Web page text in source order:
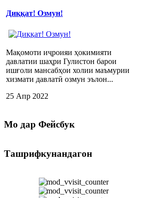
Диққат! Озмун!
Мақомоти иҷроияи ҳокимияти
давлатии шаҳри Гулистон барои
ишғоли мансабҳои холии маъмурии
хизмати давлатӣ озмун эълон...
25 Апр 2022
Мо дар Фейсбук
Ташрифкунандагон